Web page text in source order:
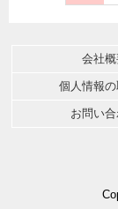
会社
個人情報
お問い